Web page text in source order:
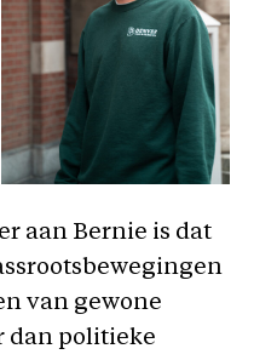
aan Bernie is dat
van gewone
dan politieke